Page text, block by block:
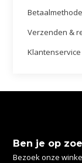
Verzenden &
Klantenservice
Ben je op
Bezoek onze